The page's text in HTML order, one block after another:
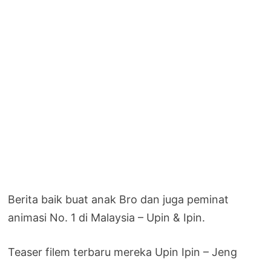
Berita baik buat anak Bro dan juga peminat
animasi No. 1 di Malaysia – Upin & Ipin.
Teaser filem terbaru mereka Upin Ipin – Jeng